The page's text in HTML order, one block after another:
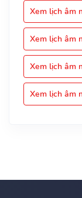
Xem lịch âm
Xem lịch âm
Xem lịch âm
Xem lịch âm